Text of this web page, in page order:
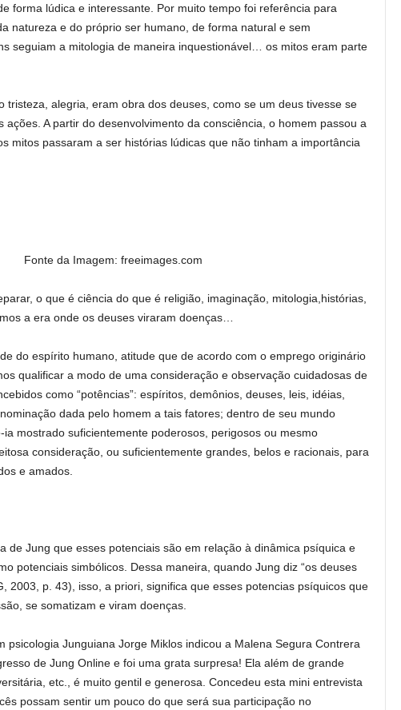
forma lúdica e interessante. Por muito tempo foi referência para
natureza e do próprio ser humano, de forma natural e sem
seguiam a mitologia de maneira inquestionável… os mitos eram parte
tristeza, alegria, eram obra dos deuses, como se um deus tivesse se
ações. A partir do desenvolvimento da consciência, o homem passou a
mitos passaram a ser histórias lúdicas que não tinham a importância
Fonte da Imagem: freeimages.com
o que é ciência do que é religião, imaginação, mitologia,histórias,
a era onde os deuses viraram doenças…
do espírito humano, atitude que de acordo com o emprego originário
qualificar a modo de uma consideração e observação cuidadosas de
como “potências”: espíritos, demônios, deuses, leis, idéias,
dada pelo homem a tais fatores; dentro de seu mundo
mostrado suficientemente poderosos, perigosos ou mesmo
consideração, ou suficientemente grandes, belos e racionais, para
e amados.
de Jung que esses potenciais são em relação à dinâmica psíquica e
potenciais simbólicos. Dessa maneira, quando Jung diz “os deuses
2003, p. 43), isso, a priori, significa que esses potencias psíquicos que
se somatizam e viram doenças.
psicologia Junguiana Jorge Miklos indicou a Malena Segura Contrera
de Jung Online e foi uma grata surpresa! Ela além de grande
etc., é muito gentil e generosa. Concedeu esta mini entrevista
possam sentir um pouco do que será sua participação no